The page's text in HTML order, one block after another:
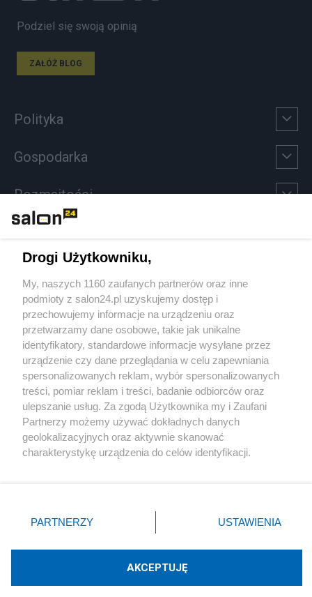
Podziel się swoją opinią
ZAŁÓŻ BLOG
Polityka
Gospodarka
Rozmaitości
Sport
Społeczeństwo
Kultura
X Facebook Instagram Youtube
Technologię dostarcza:W3media.pl
Drogi Użytkowniku,
My, naszych 1160 zaufanych partnerów oraz inne
podmioty z salon24.pl uzyskujemy dostęp i
przechowujemy informacje na urządzeniu oraz
przetwarzamy dane osobowe, takie jak unikalne
identyfikatory, standardowe informacje wysyłane przez
urządzenie czy dane przeglądania w celu zapewniania
spersonalizowanych reklam, wybór spersonalizowanych
treści, pomiar reklam i treści, badanie odbiorców oraz
ulepszanie usług. Za zgodą Użytkownika my i Zaufani
Partnerzy możemy używać dokładnych danych
geolokalizacyjnych oraz aktywnie skanować
charakterystykę urządzenia do celów identyfikacji.
zmienić/wycofać klikając przycisk ustawień prywatności
znajdujący się w lewym dolnym rogu strony
rodzaje przetwarzania danych nie wymagają zgody
użytkownika, ale masz prawo sprzeciwić się takiemu
PARTNERZY USTAWIENIA
AKCEPTUJĘ